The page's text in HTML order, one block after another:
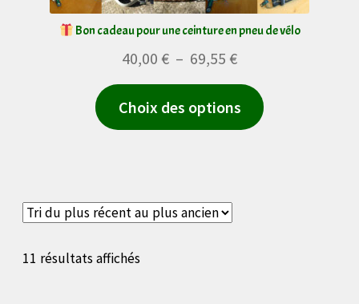
Bon cadeau pour une ceinture en pneu de vélo
40,00 € – 69,55 €Plage
de
prix :
40,00 €
Choix des options
Ce
produit
11 résultats affichésTrié